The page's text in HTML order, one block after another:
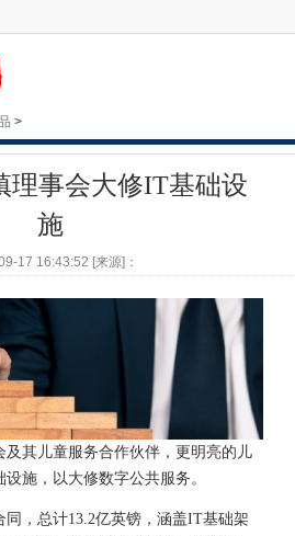
>
理事会大修IT基础设
施
17 16:43:52 [来源]：
及其儿童服务合作伙伴，更明亮的儿
施，以大修数字公共服务。
同，总计13.2亿英镑，涵盖IT基础架